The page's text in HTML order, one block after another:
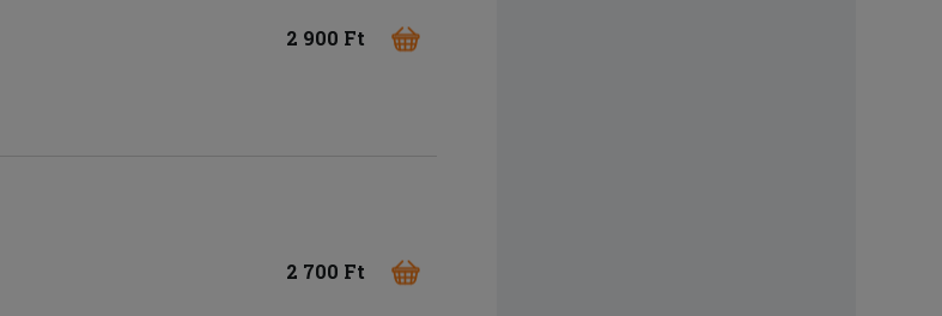
2 900 Ft
2 700 Ft